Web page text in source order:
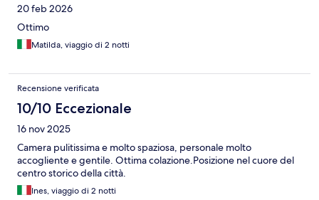
20 feb 2026
Ottimo
Matilda, viaggio di 2 notti
Recensione verificata
10/10 Eccezionale
16 nov 2025
Camera pulitissima e molto spaziosa, personale molto
accogliente e gentile. Ottima colazione.Posizione nel cuore del
centro storico della città.
Ines, viaggio di 2 notti